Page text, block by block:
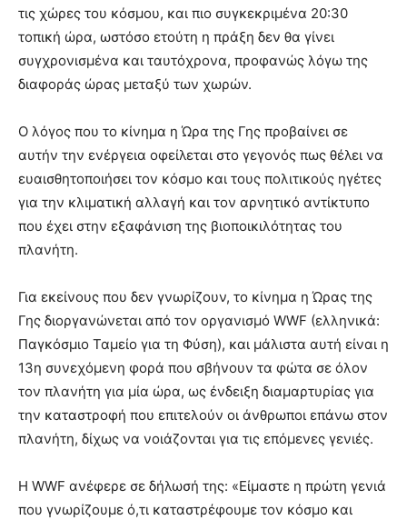
τις χώρες του κόσμου, και πιο συγκεκριμένα 20:30
τοπική ώρα, ωστόσο ετούτη η πράξη δεν θα γίνει
συγχρονισμένα και ταυτόχρονα, προφανώς λόγω της
διαφοράς ώρας μεταξύ των χωρών.
Ο λόγος που το κίνημα η Ώρα της Γης προβαίνει σε
αυτήν την ενέργεια οφείλεται στο γεγονός πως θέλει να
ευαισθητοποιήσει τον κόσμο και τους πολιτικούς ηγέτες
για την κλιματική αλλαγή και τον αρνητικό αντίκτυπο
που έχει στην εξαφάνιση της βιοποικιλότητας του
πλανήτη.
Για εκείνους που δεν γνωρίζουν, το κίνημα η Ώρας της
Γης διοργανώνεται από τον οργανισμό WWF (ελληνικά:
Παγκόσμιο Ταμείο για τη Φύση), και μάλιστα αυτή είναι η
13η συνεχόμενη φορά που σβήνουν τα φώτα σε όλον
τον πλανήτη για μία ώρα, ως ένδειξη διαμαρτυρίας για
την καταστροφή που επιτελούν οι άνθρωποι επάνω στον
πλανήτη, δίχως να νοιάζονται για τις επόμενες γενιές.
Η WWF ανέφερε σε δήλωσή της: «Είμαστε η πρώτη γενιά
που γνωρίζουμε ό,τι καταστρέφουμε τον κόσμο και